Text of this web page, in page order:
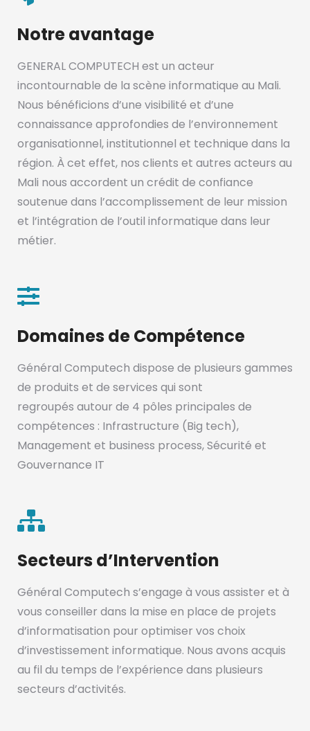
Notre avantage
GENERAL COMPUTECH est un acteur
incontournable de la scène informatique au Mali.
Nous bénéficions d’une visibilité et d’une
connaissance approfondies de l’environnement
organisationnel, institutionnel et technique dans la
région. À cet effet, nos clients et autres acteurs au
Mali nous accordent un crédit de confiance
soutenue dans l’accomplissement de leur mission
et l’intégration de l’outil informatique dans leur
métier.
Domaines de Compétence
Général Computech dispose de plusieurs gammes
de produits et de services qui sont
regroupés autour de 4 pôles principales de
compétences : Infrastructure (Big tech),
Management et business process, Sécurité et
Gouvernance IT
Secteurs d’Intervention
Général Computech s’engage à vous assister et à
vous conseiller dans la mise en place de projets
d’informatisation pour optimiser vos choix
d’investissement informatique. Nous avons acquis
au fil du temps de l’expérience dans plusieurs
secteurs d’activités.